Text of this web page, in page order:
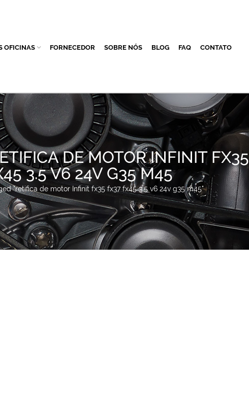
OFICINAS FORNECEDOR SOBRE NÓS BLOG FAQ CONTATO
DE MOTOR INFINIT FX35
3.5 V6 24V G35 M45
"retifica de motor Infinit fx35 fx37 fx45 3.5 v6 24v g35 m45"